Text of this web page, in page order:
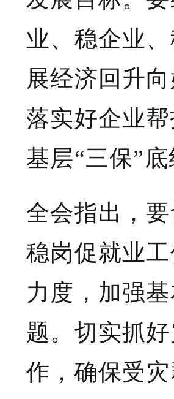
业、稳企业
展经济回升
落实好企业
基层“三保”
全会指出，
稳岗促就业
力度，加强
题。切实抓
作，确保受